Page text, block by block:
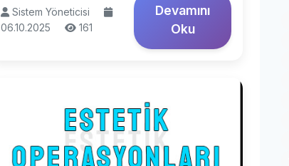
Sistem Yöneticisi
06.10.2025
161
Devamını
Oku